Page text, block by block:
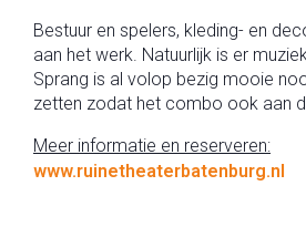
Bestuur en spelers, kleding- en
aan het werk. Natuurlijk is er
Sprang is al volop bezig mooie
zetten zodat het combo ook aan
Meer informatie en reserveren:
www.ruinetheaterbatenburg.nl